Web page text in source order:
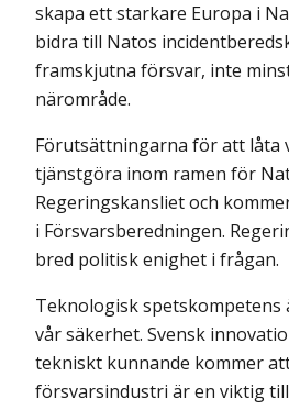
skapa ett starkare Europa i
bidra till Natos
framskjutna försvar, inte
närområde.
Förutsättningarna för att låta
tjänstgöra inom ramen för
Regeringskansliet och
i Försvarsberedningen.
bred politisk enighet i frågan.
Teknologisk
vår säkerhet. Svensk
tekniskt kunnande kommer
försvarsindustri är en viktig